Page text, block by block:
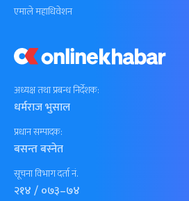
अध्यक्ष तथा प्रबन्ध निर्देशक:
धर्मराज भुसाल
प्रधान सम्पादक:
बसन्त बस्नेत
सूचना विभाग दर्ता नं.
२१४ / ०७३–७४
एमाले महाधिवेशन